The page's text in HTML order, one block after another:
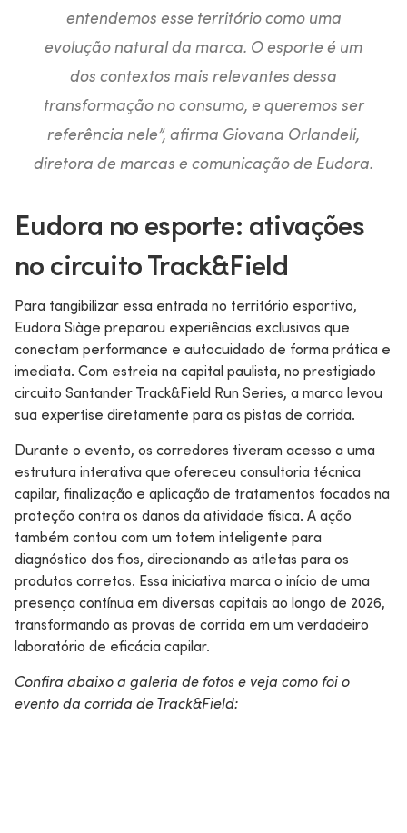
entendemos esse território como uma
evolução natural da marca. O esporte é um
dos contextos mais relevantes dessa
transformação no consumo, e queremos ser
referência nele”, afirma Giovana Orlandeli,
diretora de marcas e comunicação de Eudora.
Eudora no esporte: ativações
no circuito Track&Field
Para tangibilizar essa entrada no território esportivo,
Eudora Siàge preparou experiências exclusivas que
conectam performance e autocuidado de forma prática e
imediata. Com estreia na capital paulista, no prestigiado
circuito Santander Track&Field Run Series, a marca levou
sua expertise diretamente para as pistas de corrida.
Durante o evento, os corredores tiveram acesso a uma
estrutura interativa que ofereceu consultoria técnica
capilar, finalização e aplicação de tratamentos focados na
proteção contra os danos da atividade física. A ação
também contou com um totem inteligente para
diagnóstico dos fios, direcionando as atletas para os
produtos corretos. Essa iniciativa marca o início de uma
presença contínua em diversas capitais ao longo de 2026,
transformando as provas de corrida em um verdadeiro
laboratório de eficácia capilar.
Confira abaixo a galeria de fotos e veja como foi o
evento da corrida de Track&Field: